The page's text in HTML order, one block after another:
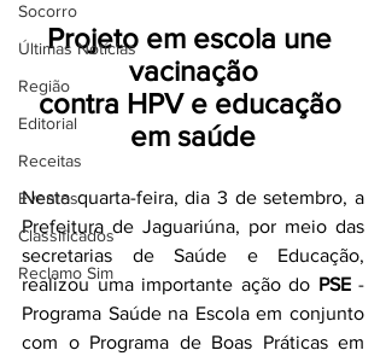
Socorro
Últimas Notícias
Região
Editorial
Receitas
Eventos
Classificados
Reclamo Sim
Projeto em escola une
vacinação
contra HPV e educação
em saúde
Nesta quarta-feira, dia 3 de setembro, a
Prefeitura de Jaguariúna, por meio das
secretarias de Saúde e Educação,
realizou uma importante ação do PSE -
Programa Saúde na Escola em conjunto
com o Programa de Boas Práticas em